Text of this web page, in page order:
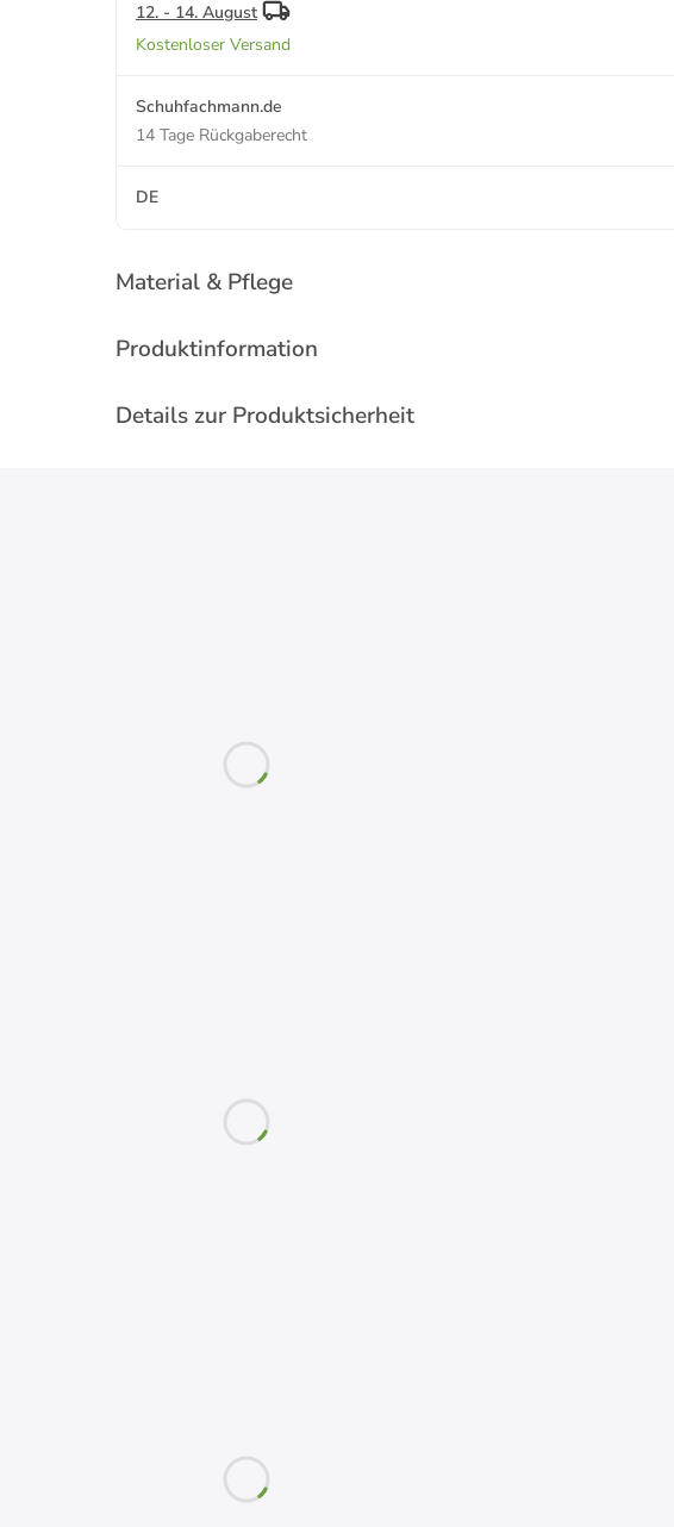
12. - 14. August
Kostenloser Versand
Schuhfachmann.de
14 Tage Rückgaberecht
DE
Material & Pflege
Produktinformation
Details zur Produktsicherheit